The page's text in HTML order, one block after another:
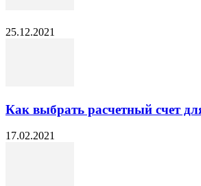
25.12.2021
Как выбрать расчетный счет
17.02.2021